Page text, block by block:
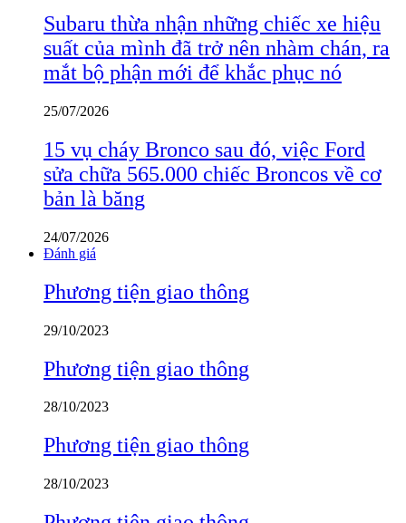
Subaru thừa nhận những chiếc xe hiệu
suất của mình đã trở nên nhàm chán, ra
mắt bộ phận mới để khắc phục nó
25/07/2026
15 vụ cháy Bronco sau đó, việc Ford
sửa chữa 565.000 chiếc Broncos về cơ
bản là băng
24/07/2026
Đánh giá
Phương tiện giao thông
29/10/2023
Phương tiện giao thông
28/10/2023
Phương tiện giao thông
28/10/2023